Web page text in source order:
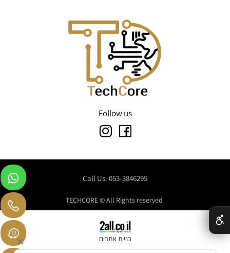
Follow us
Call Us: 053-3846295
בניית אתרים